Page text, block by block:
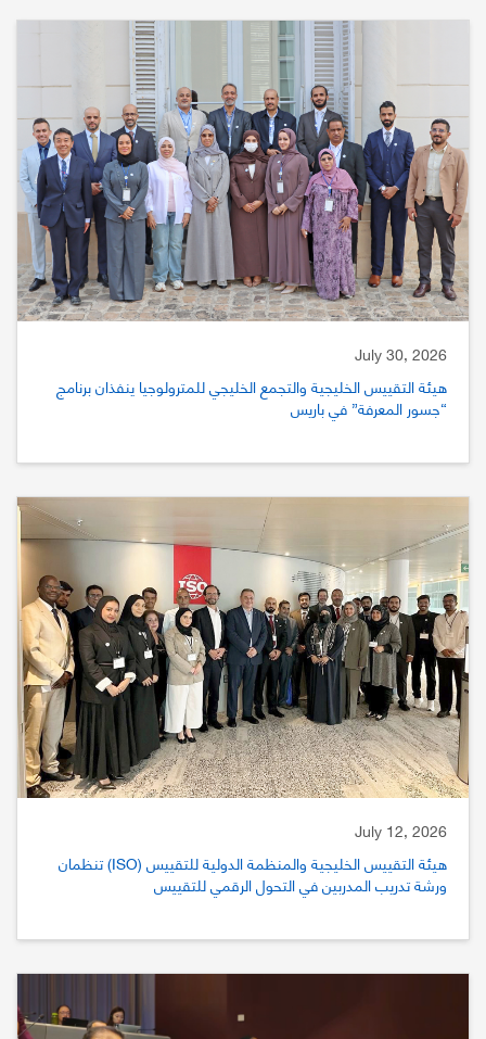
July 30, 2026
هيئة التقييس الخليجية والتجمع الخليجي للمترولوجيا ينفذان برنامج
“جسور المعرفة” في باريس
July 12, 2026
هيئة التقييس الخليجية والمنظمة الدولية للتقييس (ISO) تنظمان
ورشة تدريب المدربين في التحول الرقمي للتقييس